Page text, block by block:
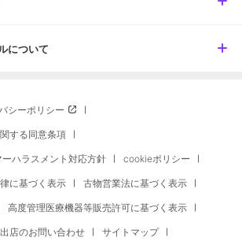
について
シーポリシー
する同意条項
ハラスメント対応方針 cookieポリシー
に基づく表示 古物営業法に基づく表示
高度管理医療機器等販売許可に基づく表示
店のお問い合わせ サイトマップ